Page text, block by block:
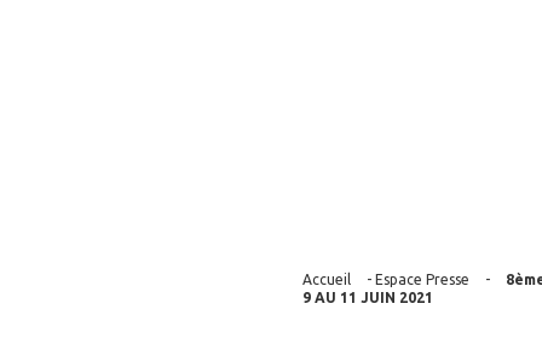
Accueil - Espace Presse -
9 AU 11 JUIN 2021